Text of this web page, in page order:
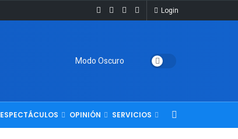
Login
Modo Oscuro
ESPECTÁCULOS OPINIÓN SERVICIOS